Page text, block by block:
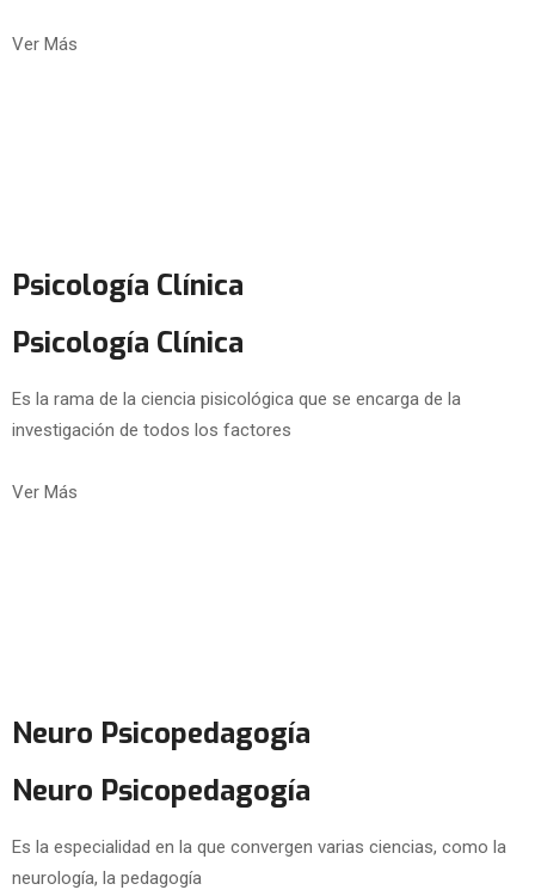
Ver Más
Psicología Clínica
Psicología Clínica
Es la rama de la ciencia pisicológica que se encarga de la
investigación de todos los factores
Ver Más
Neuro Psicopedagogía
Neuro Psicopedagogía
Es la especialidad en la que convergen varias ciencias, como la
neurología, la pedagogía